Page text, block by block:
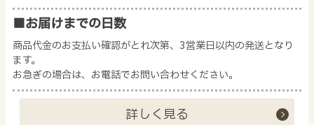
■お届けまでの日数
商品代金のお支払い確認がとれ次第、3営業日以内の発送となり
ます。
お急ぎの場合は、お電話でお問い合わせください。
詳しく見る